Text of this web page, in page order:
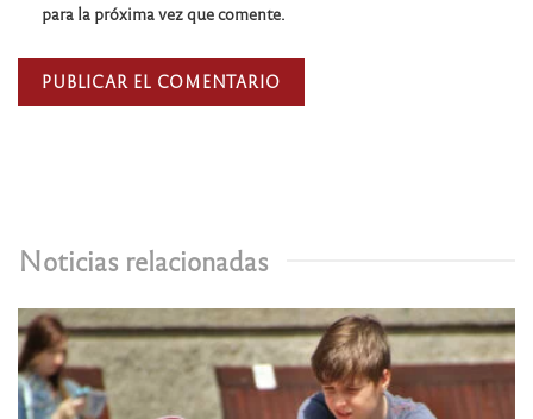
Noticias relacionadas
para la próxima vez que comente.